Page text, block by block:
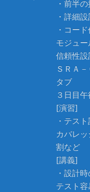
・前半
・詳細
・コー
モジュ
信頼性
ＳＲＡ
タブ
３日目
[演習]
・テス
カバレ
割など
[講義]
・設計
テスト